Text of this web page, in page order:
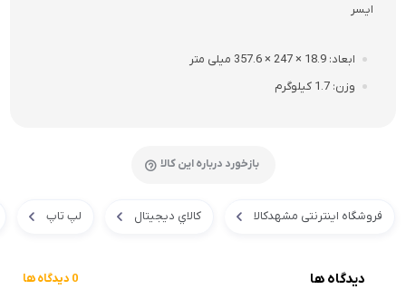
ایسر
ابعاد 18.9 × 247 × 357.6 میلی متر
وزن 1.7 کیلوگرم
بازخورد درباره این کالا
فروشگاه اینترنتی مشهدکالا کالاي ديجيتال لپ تاپ
دیدگاه ها 0 دیدگاه ها